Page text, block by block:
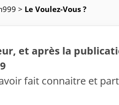
> Le Voulez-Vous ?
et après la
fait connaitre et